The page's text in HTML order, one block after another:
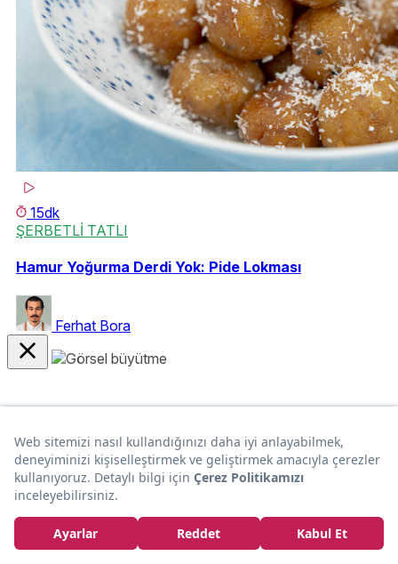
15dk
ŞERBETLİ TATLI
Hamur Yoğurma Derdi Yok: Pide Lokması
Ferhat Bora